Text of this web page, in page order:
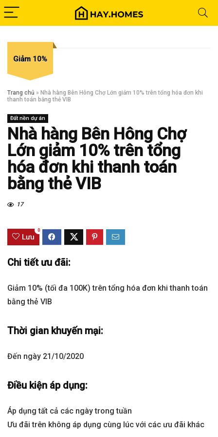
Giảm 10%
Trang chủ » Nhà hàng Bên Hông Chợ Lớn giảm 10% trên tổng hóa đơn khi
thanh toán bằng thẻ VIB
Đất nền dự án
Nhà hàng Bên Hông Chợ
Lớn giảm 10% trên tổng
hóa đơn khi thanh toán
bằng thẻ VIB
17
Lưu
0
Chi tiết ưu đãi:
Giảm 10% (tối đa 100K) trên tổng hóa đơn khi thanh toán
bằng thẻ VIB
Thời gian khuyến mại:
Đến ngày 21/10/2020
Điều kiện áp dụng:
Áp dụng tất cả các ngày trong tuần
Ưu đãi trên không áp dụng cùng lúc với các ưu đãi khác